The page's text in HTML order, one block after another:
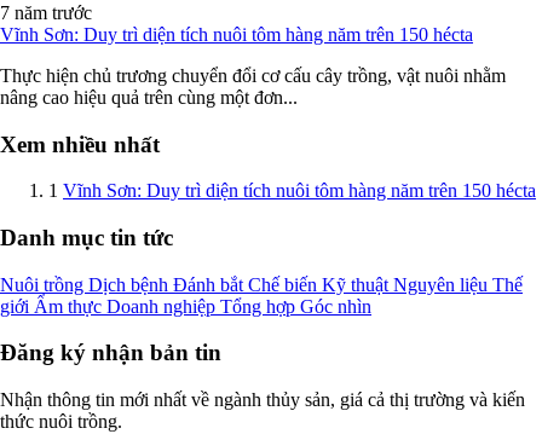
7 năm trước
Vĩnh Sơn: Duy trì diện tích nuôi tôm hàng năm trên 150 hécta
Thực hiện chủ trương chuyển đổi cơ cấu cây trồng, vật nuôi nhằm
nâng cao hiệu quả trên cùng một đơn...
Xem nhiều nhất
1 Vĩnh Sơn: Duy trì diện tích nuôi tôm hàng năm trên 150 hécta
Danh mục tin tức
Nuôi trồng Dịch bệnh Đánh bắt Chế biến Kỹ thuật Nguyên liệu Thế
giới Ẩm thực Doanh nghiệp Tổng hợp Góc nhìn
Đăng ký nhận bản tin
Nhận thông tin mới nhất về ngành thủy sản, giá cả thị trường và kiến
thức nuôi trồng.